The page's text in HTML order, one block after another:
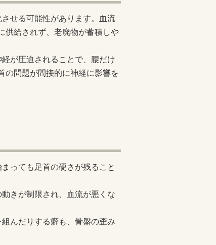
せる可能性があります。血流
供給されず、老廃物が蓄積しや
が圧迫されることで、腰だけ
の問題が間接的に神経に影響を
っても足首の硬さが残ること
きが制限され、血流が悪くな
んだりする癖も、骨盤の歪み